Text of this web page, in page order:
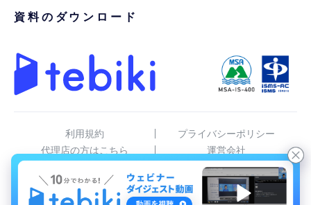
資料のダウンロード
利用規約
プライバシーポリシー
代理店の方はこちら
運営会社
© Tebiki, Inc.